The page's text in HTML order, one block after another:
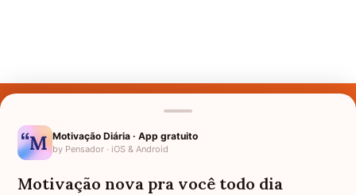
Nomes pelo Mundo
Motivação Diária · App gratuito
by Pensador · iOS & Android
Motivação nova pra você todo dia